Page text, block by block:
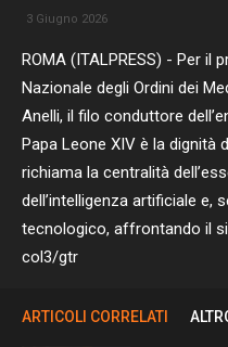
3 Giugno 2026
ROMA (ITALPRESS) - Per il
Nazionale degli Ordini dei
Anelli, il filo conduttore
Papa Leone XIV è la dignità
richiama la centralità
dell’intelligenza artificiale e,
tecnologico, affrontando il
col3/gtr
ARTICOLI CORRELATI